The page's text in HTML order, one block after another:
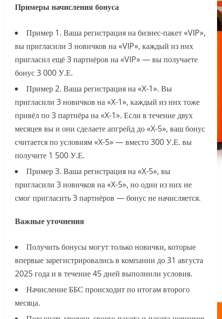
Примеры начисления бонуса
Пример 1. Ваша регистрация на бизнес-пакет «VIP»,
вы пригласили 3 новичков на «VIP», каждый из них
пригласил ещё 3 партнёров на «VIP» — вы получаете
бонус 3 000 У.Е.
Пример 2. Ваша регистрация на «X-1». Вы
пригласили 3 новичков на «X-1», каждый из них тоже
привёл по 3 партнёра на «X-1». Если в течение двух
месяцев вы и они сделаете апгрейд до «X-5», ваш бонус
считается по условиям «X-5» — вместо 300 У.Е. вы
получите 1 500 У.Е.
Пример 3. Ваша регистрация на «X-5», вы
пригласили 3 новичков на «X-5», но один из них не
смог пригласить 3 партнёров — бонус не начисляется.
Важные уточнения
Получить бонусы могут только новички, которые
впервые зарегистрировались в компании до 31 августа
2025 года и в течение 45 дней выполнили условия.
Начисление ББС происходит по итогам второго
месяца.